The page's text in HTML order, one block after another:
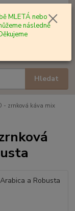
Hledat
za0,00 Kč
- zrnková káva mix
MLETÁ nebo
následně